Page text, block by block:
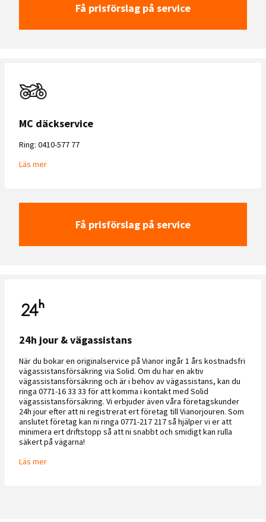
Få prisförslag på service
MC däckservice
Ring: 0410-577 77
Läs mer
Få prisförslag på service
24h jour & vägassistans
När du bokar en originalservice på Vianor ingår 1 års kostnadsfri
vägassistansförsäkring via Solid. Om du har en aktiv
vägassistansförsäkring och är i behov av vägassistans, kan du
ringa 0771-16 33 33 för att komma i kontakt med Solid
vägassistansförsäkring. Vi erbjuder även våra företagskunder
24h jour efter att ni registrerat ert företag till Vianorjouren. Som
anslutet företag kan ni ringa 0771-217 217 så hjälper vi er att
minimera ert driftstopp så att ni snabbt och smidigt kan rulla
säkert på vägarna!
Läs mer